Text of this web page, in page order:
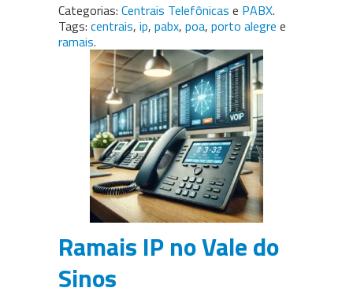
Categorias: Centrais Telefônicas e PABX.
Tags: centrais, ip, pabx, poa, porto alegre e
ramais.
Ramais IP no Vale do
Sinos